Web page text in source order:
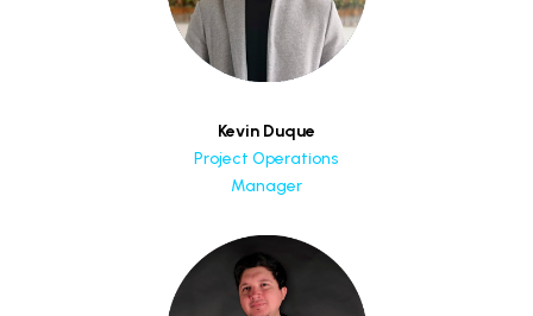
Kevin Duque
Project Operations
Manager